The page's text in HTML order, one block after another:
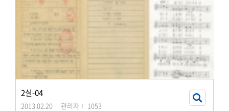
2실-04
2013.02.20 관리자 1053